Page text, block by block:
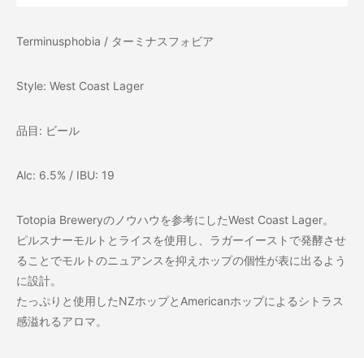
Terminusphobia / ターミナスフォビア
Style: West Coast Lager
品目: ビール
Alc: 6.5% / IBU: 19
Totopia Breweryのノウハウを参考にしたWest Coast Lager。
ピルスナーモルトとライスを使用し、ラガーイーストで発酵させ
ることでモルトのニュアンスを抑えホップの個性が表に出るよう
に設計。
たっぷりと使用したNZホップとAmericanホップによるシトラス
感溢れるアロマ。